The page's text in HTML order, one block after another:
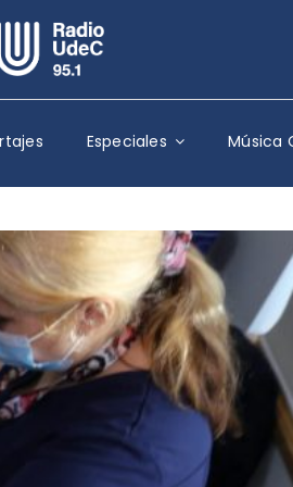
Radio UdeC en vivo
Somos
Podcast
Noticias
Reportajes
Columnas
Clásica
Especiales
Especiales Música